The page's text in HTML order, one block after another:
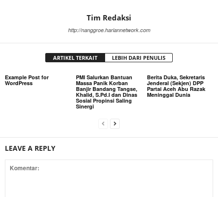
Tim Redaksi
http://nanggroe.hariannetwork.com
ARTIKEL TERKAIT LEBIH DARI PENULIS
Example Post for
WordPress
PMI Salurkan Bantuan
Massa Panik Korban
Banjir Bandang Tangse,
Khalid, S.Pd.I dan Dinas
Sosial Propinsi Saling
Sinergi
Berita Duka, Sekretaris
Jenderal (Sekjen) DPP
Partai Aceh Abu Razak
Meninggal Dunia
LEAVE A REPLY